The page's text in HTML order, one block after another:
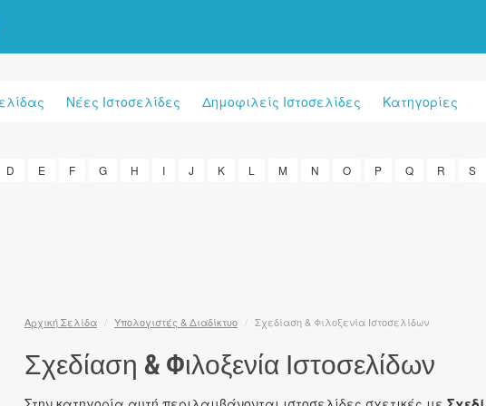
Νέες Ιστοσελίδες Δημοφιλείς Ιστοσελίδες Κατηγορίες
D E F G H I J K L M N O P Q R S
Αρχική Σελίδα / Υπολογιστές & Διαδίκτυο / Σχεδίαση & Φιλοξενία Ιστοσελίδων
Σχεδίαση & Φιλοξενία Ιστοσελίδων